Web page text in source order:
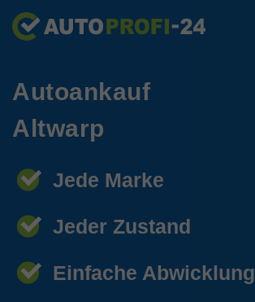
Autoankauf
Altwarp
Jede Marke
Jeder Zustand
Einfache Abwicklung